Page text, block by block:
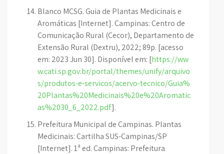
Blanco MCSG. Guia de Plantas Medicinais e
Aromáticas [Internet]. Campinas: Centro de
Comunicação Rural (Cecor), Departamento de
Extensão Rural (Dextru), 2022; 89p. [acesso
em: 2023 Jun 30]. Disponível em: [https://ww
w.cati.sp.gov.br/portal/themes/unify/arquivo
s/produtos-e-servicos/acervo-tecnico/Guia%
20Plantas%20Medicinais%20e%20Aromatic
as%2030_6_2022.pdf].
Prefeitura Municipal de Campinas. Plantas
Medicinais: Cartilha SUS-Campinas/SP
[Internet]. 1ª ed. Campinas: Prefeitura